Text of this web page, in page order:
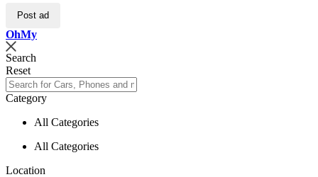
Post ad
OhMy
Search
Reset
Category
All Categories
All Categories
Location